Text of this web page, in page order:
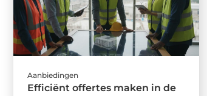
Aanbiedingen
Efficiënt offertes maken in de